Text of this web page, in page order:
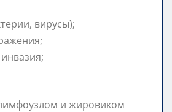
вирусы);
и жировиком